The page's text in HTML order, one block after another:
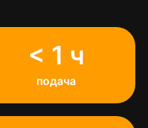
< 1 ч
подача